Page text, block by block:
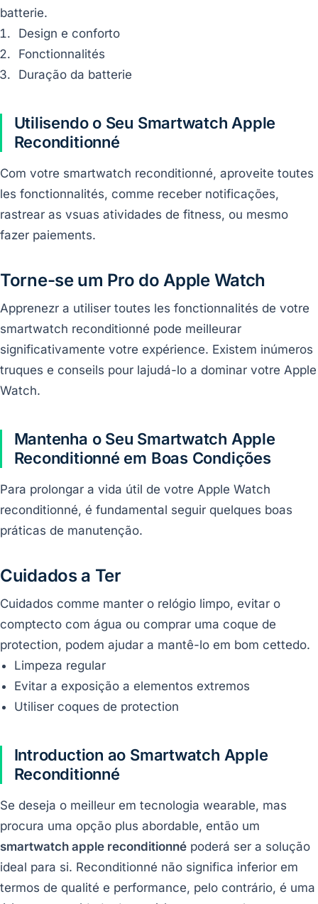
batterie.
Design e conforto
Fonctionnalités
Duração da batterie
Utilisendo o Seu Smartwatch Apple
Reconditionné
Com votre smartwatch reconditionné, aproveite toutes
les fonctionnalités, comme receber notificações,
rastrear as vsuas atividades de fitness, ou mesmo
fazer paiements.
Torne-se um Pro do Apple Watch
Apprenezr a utiliser toutes les fonctionnalités de votre
smartwatch reconditionné pode meilleurar
significativamente votre expérience. Existem inúmeros
truques e conseils pour lajudá-lo a dominar votre Apple
Watch.
Mantenha o Seu Smartwatch Apple
Reconditionné em Boas Condições
Para prolongar a vida útil de votre Apple Watch
reconditionné, é fundamental seguir quelques boas
práticas de manutenção.
Cuidados a Ter
Cuidados comme manter o relógio limpo, evitar o
comptecto com água ou comprar uma coque de
protection, podem ajudar a mantê-lo em bom cettedo.
Limpeza regular
Evitar a exposição a elementos extremos
Utiliser coques de protection
Introduction ao Smartwatch Apple
Reconditionné
Se deseja o meilleur em tecnologia wearable, mas
procura uma opção plus abordable, então um
smartwatch apple reconditionné poderá ser a solução
ideal para si. Reconditionné não significa inferior em
termos de qualité e performance, pelo contrário, é uma